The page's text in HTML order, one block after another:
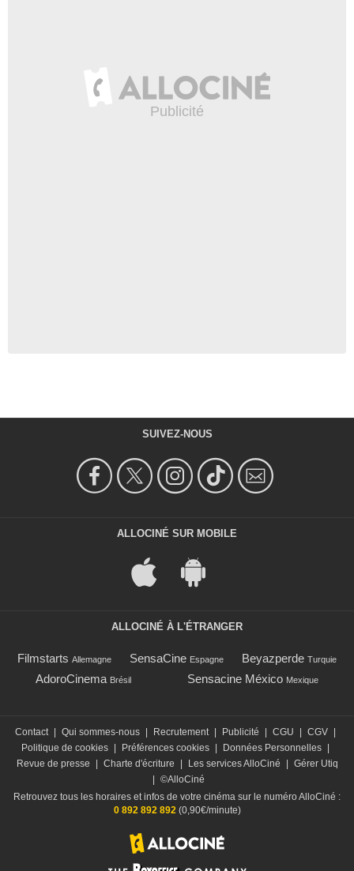
SUIVEZ-NOUS
ALLOCINÉ SUR MOBILE
ALLOCINÉ À L'ÉTRANGER
Filmstarts Allemagne SensaCine Espagne Beyazperde Turquie
AdoroCinema Brésil Sensacine México Mexique
Contact Qui sommes-nous Recrutement Publicité CGU CGV
Politique de cookies
Préférences cookies Données Personnelles
Revue de presse
Charte d'écriture Les services AlloCiné
Gérer Utiq
©AlloCiné
Retrouvez tous les horaires et infos de votre cinéma sur le numéro AlloCiné :
0 892 892 892(0,90€/minute)